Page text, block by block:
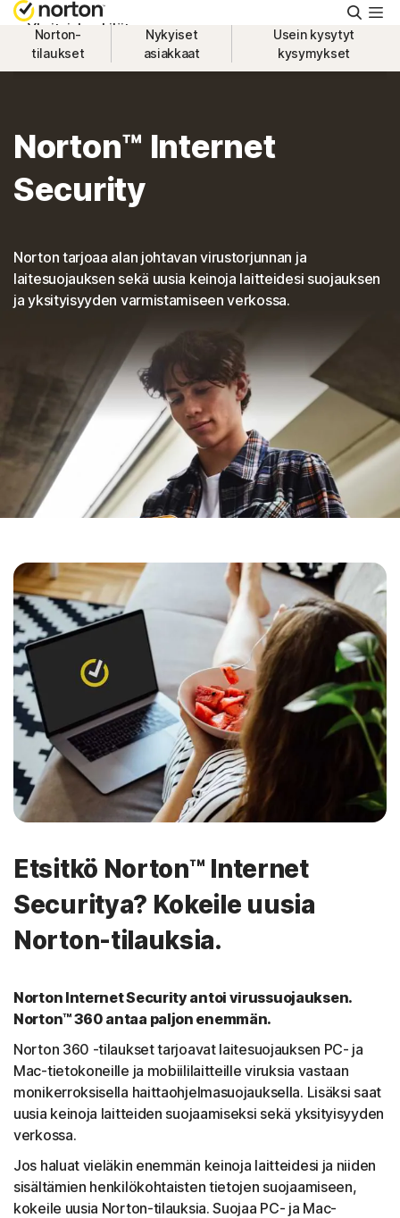
Hae
Yksityishenkilöt
Tuki
Kokeile maksutta
Suomi
Norton-
tilaukset
Nykyiset
asiakkaat
Usein kysytyt
kysymykset
Norton™ Internet
Security
Norton tarjoaa alan johtavan virustorjunnan ja
laitesuojauksen sekä uusia keinoja laitteidesi suojauksen
ja yksityisyyden varmistamiseen verkossa.
Etsitkö Norton™ Internet
Securitya? Kokeile uusia
Norton-tilauksia.
Norton Internet Security antoi virussuojauksen.
Norton™ 360 antaa paljon enemmän.
Norton 360 -tilaukset tarjoavat laitesuojauksen PC- ja
Mac-tietokoneille ja mobiililaitteille viruksia vastaan
monikerroksisella haittaohjelmasuojauksella. Lisäksi saat
uusia keinoja laitteiden suojaamiseksi sekä yksityisyyden
verkossa.
Jos haluat vieläkin enemmän keinoja laitteidesi ja niiden
sisältämien henkilökohtaisten tietojen suojaamiseen,
kokeile uusia Norton-tilauksia. Suojaa PC- ja Mac-